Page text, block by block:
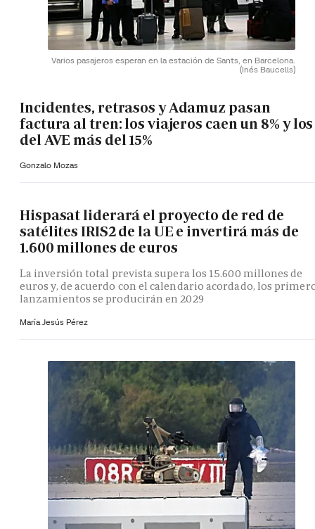
Varios pasajeros esperan en la estación de Sants, en Barcelona.
(Inés Baucells)
Incidentes, retrasos y Adamuz pasan
factura al tren: los viajeros caen un 8% y los
del AVE más del 15%
Gonzalo Mozas
Hispasat liderará el proyecto de red de
satélites IRIS2 de la UE e invertirá más de
1.600 millones de euros
La inversión total prevista supera los 15.600 millones de
euros y, de acuerdo con el calendario acordado, los
lanzamientos se producirán en 2029
María Jesús Pérez